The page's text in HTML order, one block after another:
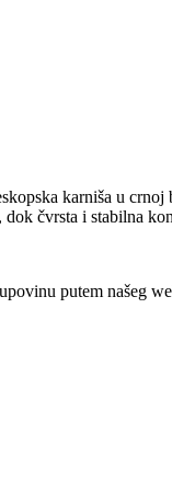
karniša u
čvrsta i stabilna
putem našeg